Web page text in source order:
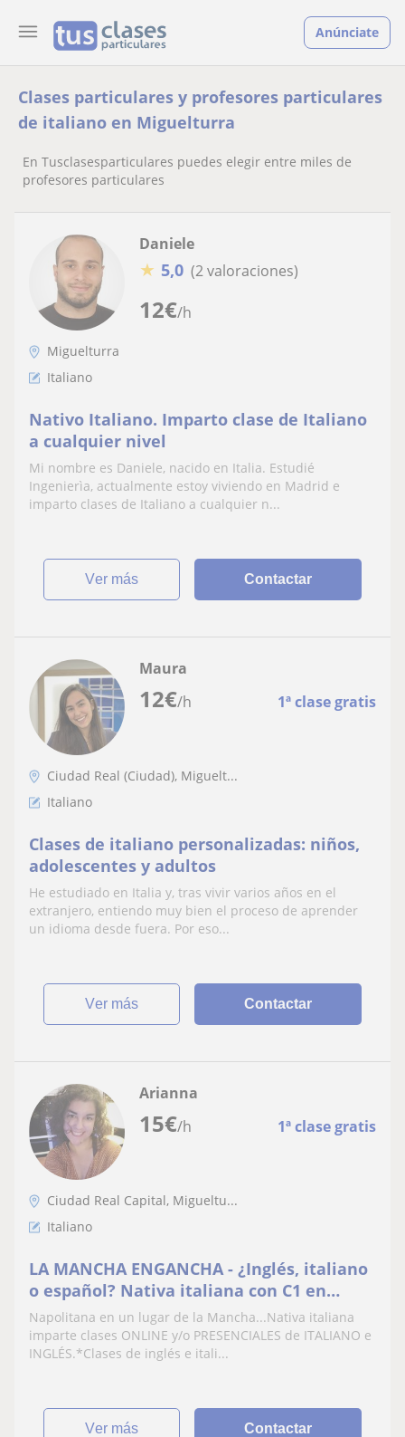
Anúnciate
Clases particulares y profesores particulares
de italiano en Miguelturra
En Tusclasesparticulares puedes elegir entre miles de
profesores particulares
12€/h
Daniele
★ 5,0 (2 valoraciones)
Miguelturra
Italiano
Nativo Italiano. Imparto clase de Italiano
a cualquier nivel
Mi nombre es Daniele, nacido en Italia. Estudié
Ingenierìa, actualmente estoy viviendo en Madrid e
imparto clases de Italiano a cualquier n...
ver más Contactar
12€/h 1ª clase gratis
Maura
Ciudad Real (Ciudad), Miguelt...
Italiano
Clases de italiano personalizadas: niños,
adolescentes y adultos
He estudiado en Italia y, tras vivir varios años en el
extranjero, entiendo muy bien el proceso de aprender
un idioma desde fuera. Por eso...
ver más Contactar
15€/h 1ª clase gratis
Arianna
Ciudad Real Capital, Migueltu...
Italiano
LA MANCHA ENGANCHA - ¿Inglés, italiano
o español? Nativa italiana con C1 en
idiomas ofrece CLASES y TRADUCCIONES
Napolitana en un lugar de la Mancha...Nativa italiana
imparte clases ONLINE y/o PRESENCIALES de ITALIANO e
INGLÉS.*Clases de inglés e itali...
ver más Contactar